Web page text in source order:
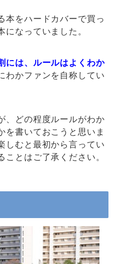
本をハードカバーで買っ
になっていました。
には、ルールはよくわか
わかファンを自称してい
、どの程度ルールがわか
を書いておこうと思いま
しむと最初から言ってい
ことはご了承ください。